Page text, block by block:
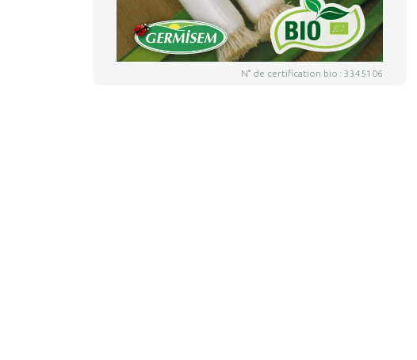
N° de certification bio : 3345106